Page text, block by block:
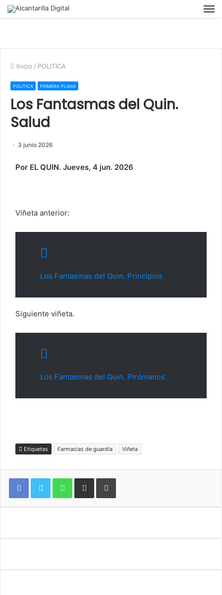
Inicio / POLITICA
POLITICA PRIMERA PLANA
Los Fantasmas del Quin.
Salud
3 junio 2026
Por EL QUIN. Jueves, 4 jun. 2026
Viñeta anterior:
Los Fantasmas del Quin. Principios
Siguiente viñeta.
Los Fantasmas del Quin. Pirómanos
Etiquetas Farmacias de guardia Viñeta
WhatsAppCompartir por correo electrónicoImprimir